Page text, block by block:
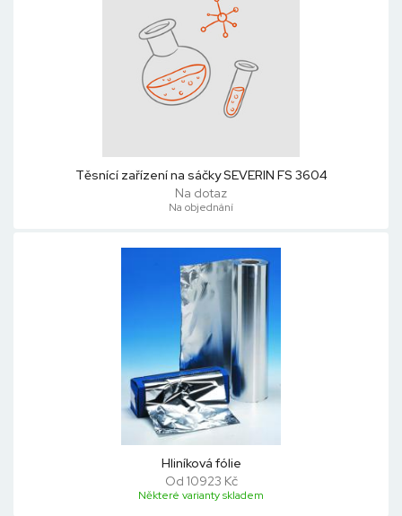
Těsnící zařízení na sáčky SEVERIN FS 3604
Na dotaz
Na objednání
Hliníková fólie
Od 10923 Kč
Některé varianty skladem